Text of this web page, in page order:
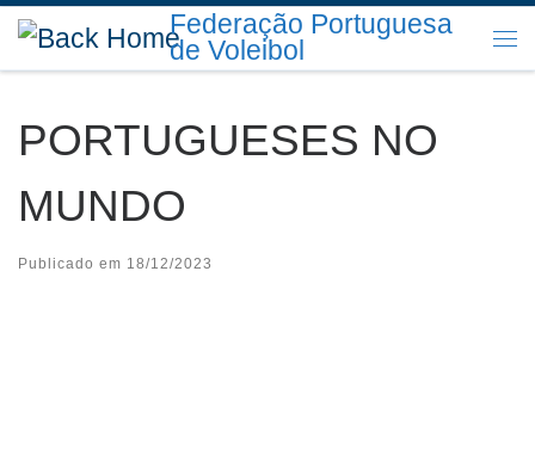
Skip to content Federação Portuguesa
de Voleibol
PORTUGUESES NO
MUNDO
Publicado em 18/12/2023